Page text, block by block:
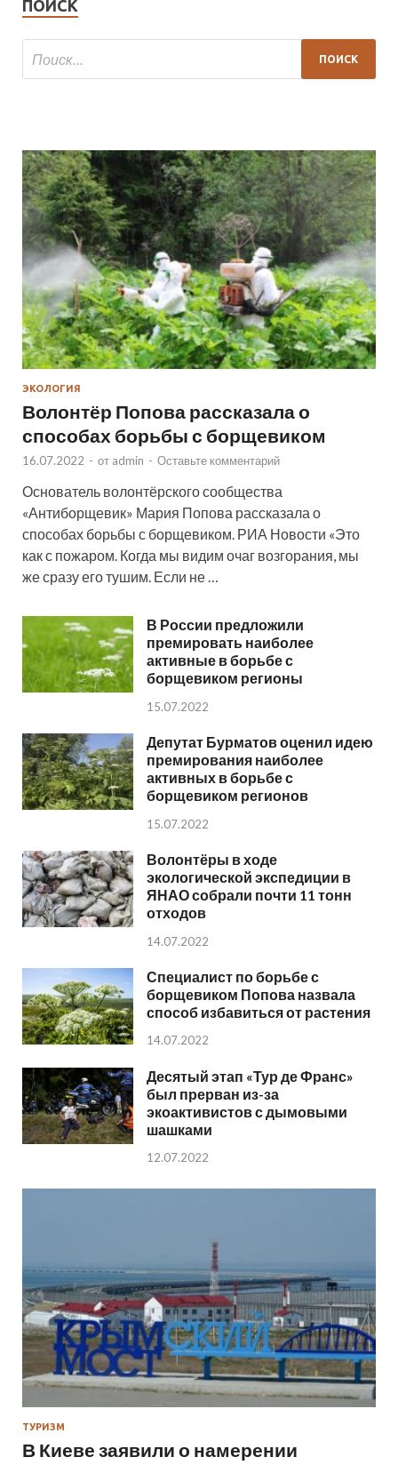
ПОИСК
ЭКОЛОГИЯ
Волонтёр Попова рассказала о
способах борьбы с борщевиком
16.07.2022 - от admin - Оставьте комментарий
Основатель волонтёрского сообщества
«Антиборщевик» Мария Попова рассказала о
способах борьбы с борщевиком. РИА Новости «Это
как с пожаром. Когда мы видим очаг возгорания, мы
же сразу его тушим. Если не …
В России предложили
премировать наиболее
активные в борьбе с
борщевиком регионы
15.07.2022
Депутат Бурматов оценил идею
премирования наиболее
активных в борьбе с
борщевиком регионов
15.07.2022
Волонтёры в ходе
экологической экспедиции в
ЯНАО собрали почти 11 тонн
отходов
14.07.2022
Специалист по борьбе с
борщевиком Попова назвала
способ избавиться от растения
14.07.2022
Десятый этап «Тур де Франс»
был прерван из-за
экоактивистов с дымовыми
шашками
12.07.2022
ТУРИЗМ
В Киеве заявили о намерении